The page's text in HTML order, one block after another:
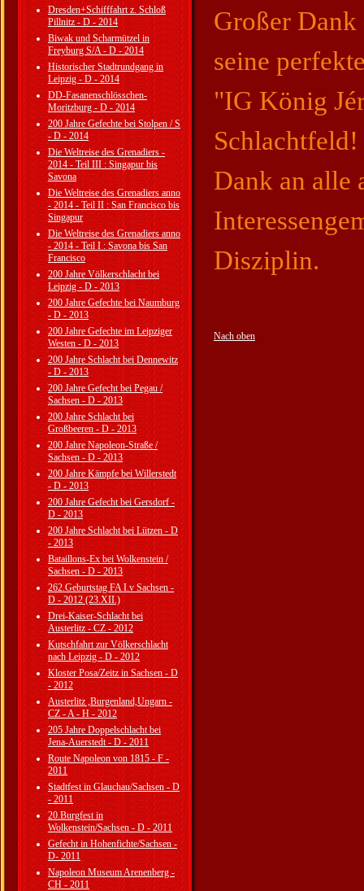
Dresden+Schifffahrt z. Schloß
Pillnitz - D - 2014
Biwak und Scharmützel in
Freyburg S/A - D - 2014
Historischer Stadtrundgang in
Leipzig - D - 2014
DD-Fasanenschlösschen-
Moritzburg - D - 2014
200 Jahre Gefechte bei Stolpen / S
- D - 2014
Die Weltreise des Grenadiers -
2014 - Teil III : Singapur bis
Savona
Die Weltreise des Grenadiers anno
- 2014 - Teil II : San Francisco bis
Singapur
Die Weltreise des Grenadiers anno
- 2014 - Teil I : Savona bis San
Francisco
200 Jahre Völkerschlacht bei
Leipzig - D - 2013
200 Jahre Gefechte bei Naumburg
- D - 2013
200 Jahre Gefechte im Leipziger
Westen - D - 2013
200 Jahre Schlacht bei Dennewitz
- D - 2013
200 Jahre Gefecht bei Pegau /
Sachsen - D - 2013
200 Jahre Schlacht bei
Großbeeren - D - 2013
200 Jahre Napoleon-Straße /
Sachsen - D - 2013
200 Jahre Kämpfe bei Willerstedt
- D - 2013
200 Jahre Gefecht bei Gersdorf -
D - 2013
200 Jahre Schlacht bei Lützen - D
- 2013
Bataillons-Ex bei Wolkenstein /
Sachsen - D - 2013
262.Geburtstag FA I.v Sachsen -
D - 2012 (23.XII.)
Drei-Kaiser-Schlacht bei
Austerlitz - CZ - 2012
Kutschfahrt zur Völkerschlacht
nach Leipzig - D - 2012
Kloster Posa/Zeitz in Sachsen - D
- 2012
Austerlitz ,Burgenland,Ungarn -
CZ - A - H - 2012
205 Jahre Doppelschlacht bei
Jena-Auerstedt - D - 2011
Route Napoleon von 1815 - F -
2011
Stadtfest in Glauchau/Sachsen - D
- 2011
20.Burgfest in
Wolkenstein/Sachsen - D - 2011
Gefecht in Hohenfichte/Sachsen -
D- 2011
Napoleon Museum Arenenberg -
CH - 2011
Großer Dank
seine
"IG König
Schlachtfeld!
Dank an alle
Disziplin.
Nach oben